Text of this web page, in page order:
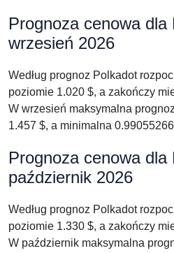
Prognoza cenowa dla
wrzesień 2026
Według prognoz Polkadot
poziomie 1.020 $, a zakończy
W wrzesień maksymalna
1.457 $, a minimalna
Prognoza cenowa dla
październik 2026
Według prognoz Polkadot
poziomie 1.330 $, a zakończy
W październik maksymalna